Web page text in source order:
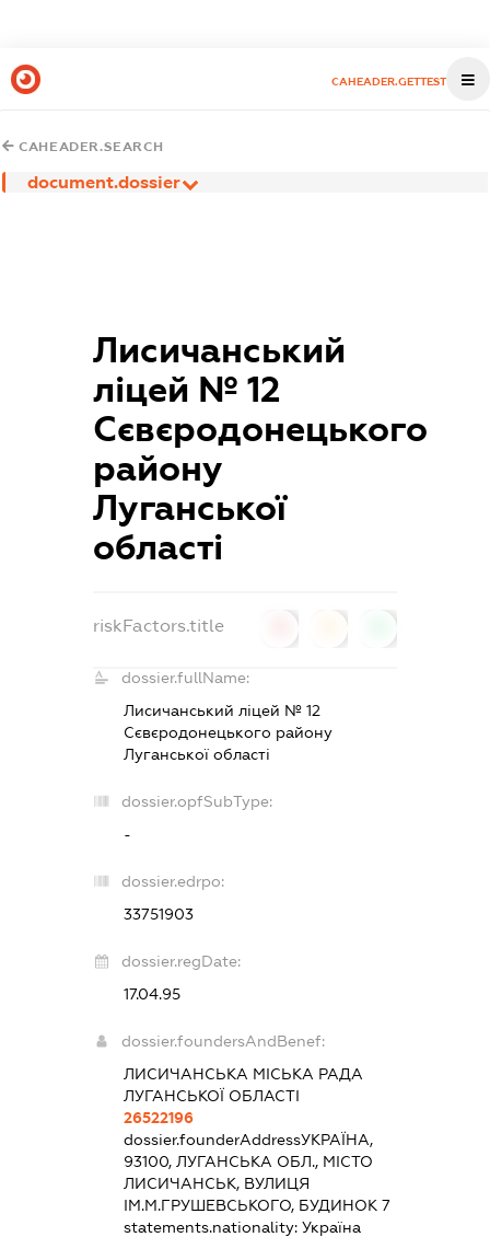
CAHEADER.GETTEST
CAHEADER.SEARCH
document.dossier
Лисичанський
ліцей № 12
Сєвєродонецького
району
Луганської
області
riskFactors.title
dossier.fullName:
Лисичанський ліцей № 12
Сєвєродонецького району
Луганської області
dossier.opfSubType:
-
dossier.edrpo:
33751903
dossier.regDate:
17.04.95
dossier.foundersAndBenef:
ЛИСИЧАНСЬКА МІСЬКА РАДА
ЛУГАНСЬКОЇ ОБЛАСТІ
26522196
dossier.founderAddressУКРАЇНА,
93100, ЛУГАНСЬКА ОБЛ., МІСТО
ЛИСИЧАНСЬК, ВУЛИЦЯ
ІМ.М.ГРУШЕВСЬКОГО, БУДИНОК 7
statements.nationality: Україна